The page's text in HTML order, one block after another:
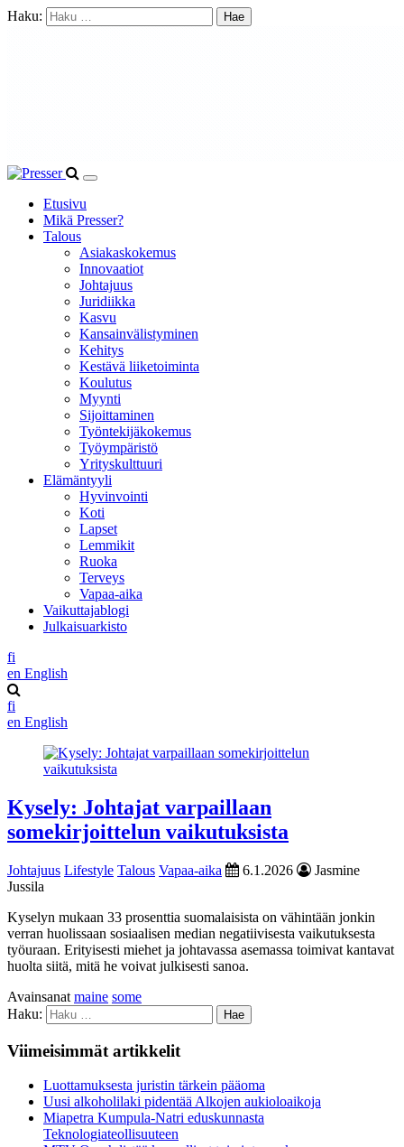
Haku:
Etusivu
Mikä Presser?
Talous
Asiakaskokemus
Innovaatiot
Johtajuus
Juridiikka
Kasvu
Kansainvälistyminen
Kehitys
Kestävä liiketoiminta
Koulutus
Myynti
Sijoittaminen
Työntekijäkokemus
Työympäristö
Yrityskulttuuri
Elämäntyyli
Hyvinvointi
Koti
Lapset
Lemmikit
Ruoka
Terveys
Vapaa-aika
Vaikuttajablogi
Julkaisuarkisto
fi
en English
fi
en English
Kysely: Johtajat varpaillaan
somekirjoittelun vaikutuksista
Johtajuus Lifestyle Talous Vapaa-aika 6.1.2026
Jasmine
Jussila
Kyselyn mukaan 33 prosenttia suomalaisista on vähintään jonkin
verran huolissaan sosiaalisen median negatiivisesta vaikutuksesta
työuraan. Erityisesti miehet ja johtavassa asemassa toimivat kantavat
huolta siitä, mitä he voivat julkisesti sanoa.
Avainsanat maine some
Haku:
Viimeisimmät artikkelit
Luottamuksesta juristin tärkein pääoma
Uusi alkoholilaki pidentää Alkojen aukioloaikoja
Miapetra Kumpula-Natri eduskunnasta
Teknologiateollisuuteen